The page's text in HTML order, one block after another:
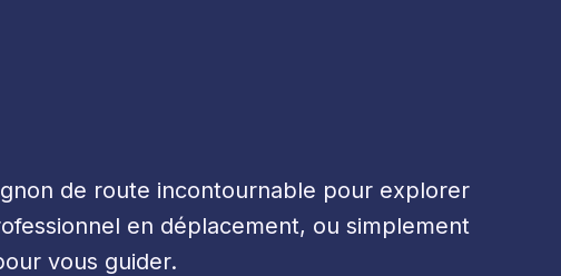
de route incontournable pour explorer
en déplacement, ou simplement
vous guider.